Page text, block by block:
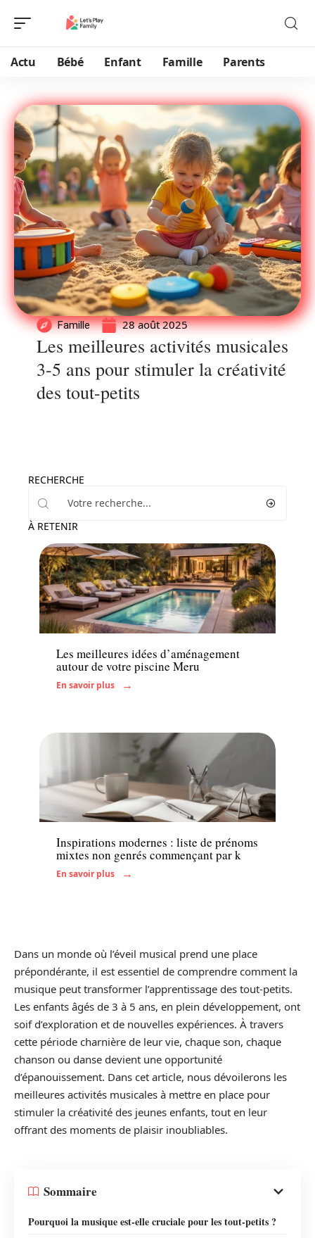
Actu Bébé Enfant Famille Parents
Famille 28 août 2025
Les meilleures activités musicales
3-5 ans pour stimuler la créativité
des tout-petits
RECHERCHE
À RETENIR
Enfant
Les meilleures idées d’aménagement
autour de votre piscine Meru
En savoir plus
Enfant
Inspirations modernes : liste de prénoms
mixtes non genrés commençant par k
En savoir plus
Dans un monde où l’éveil musical prend une place
prépondérante, il est essentiel de comprendre comment la
musique peut transformer l’apprentissage des tout-petits.
Les enfants âgés de 3 à 5 ans, en plein développement, ont
soif d’exploration et de nouvelles expériences. À travers
cette période charnière de leur vie, chaque son, chaque
chanson ou danse devient une opportunité
d’épanouissement. Dans cet article, nous dévoilerons les
meilleures activités musicales à mettre en place pour
stimuler la créativité des jeunes enfants, tout en leur
offrant des moments de plaisir inoubliables.
Sommaire
Pourquoi la musique est-elle cruciale pour les tout-petits ?